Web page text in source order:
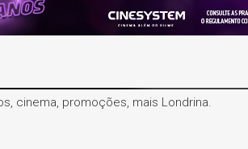
cinema, promoções, mais Londrina.